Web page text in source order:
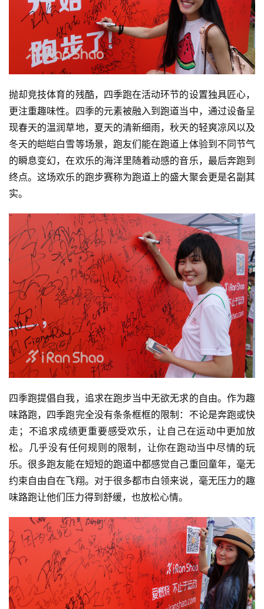
抛却竞技体育的残酷，四季跑在活动环节的设置独具匠心，
更注重趣味性。四季的元素被融入到跑道当中，通过设备呈
现春天的温润草地，夏天的清新细雨，秋天的轻爽凉风以及
冬天的皑皑白雪等场景，跑友们能在跑道上体验到不同节气
的瞬息变幻，在欢乐的海洋里随着动感的音乐，最后奔跑到
终点。这场欢乐的跑步赛称为跑道上的盛大聚会更是名副其
实。
四季跑提倡自我，追求在跑步当中无欲无求的自由。作为趣
味路跑，四季跑完全没有条条框框的限制：不论是奔跑或快
走；不追求成绩更重要感受欢乐，让自己在运动中更加放
松。几乎没有任何规则的限制，让你在跑动当中尽情的玩
乐。很多跑友能在短短的跑道中都感觉自己重回童年，毫无
约束自由自在飞翔。对于很多都市白领来说，毫无压力的趣
味路跑让他们压力得到舒缓，也放松心情。